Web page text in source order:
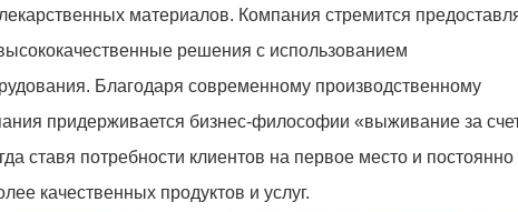
материалов. Компания стремится
решения с использованием
Благодаря современному производственному
придерживается бизнес-философии «выживание за
ставя потребности клиентов на первое место и постоянно
качественных продуктов и услуг.